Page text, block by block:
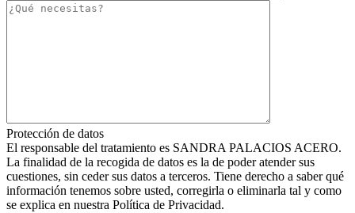
Protección de datos
El responsable del tratamiento es SANDRA PALACIOS ACERO.
La finalidad de la recogida de datos es la de poder atender sus
cuestiones, sin ceder sus datos a terceros. Tiene derecho a saber qué
información tenemos sobre usted, corregirla o eliminarla tal y como
se explica en nuestra Política de Privacidad.